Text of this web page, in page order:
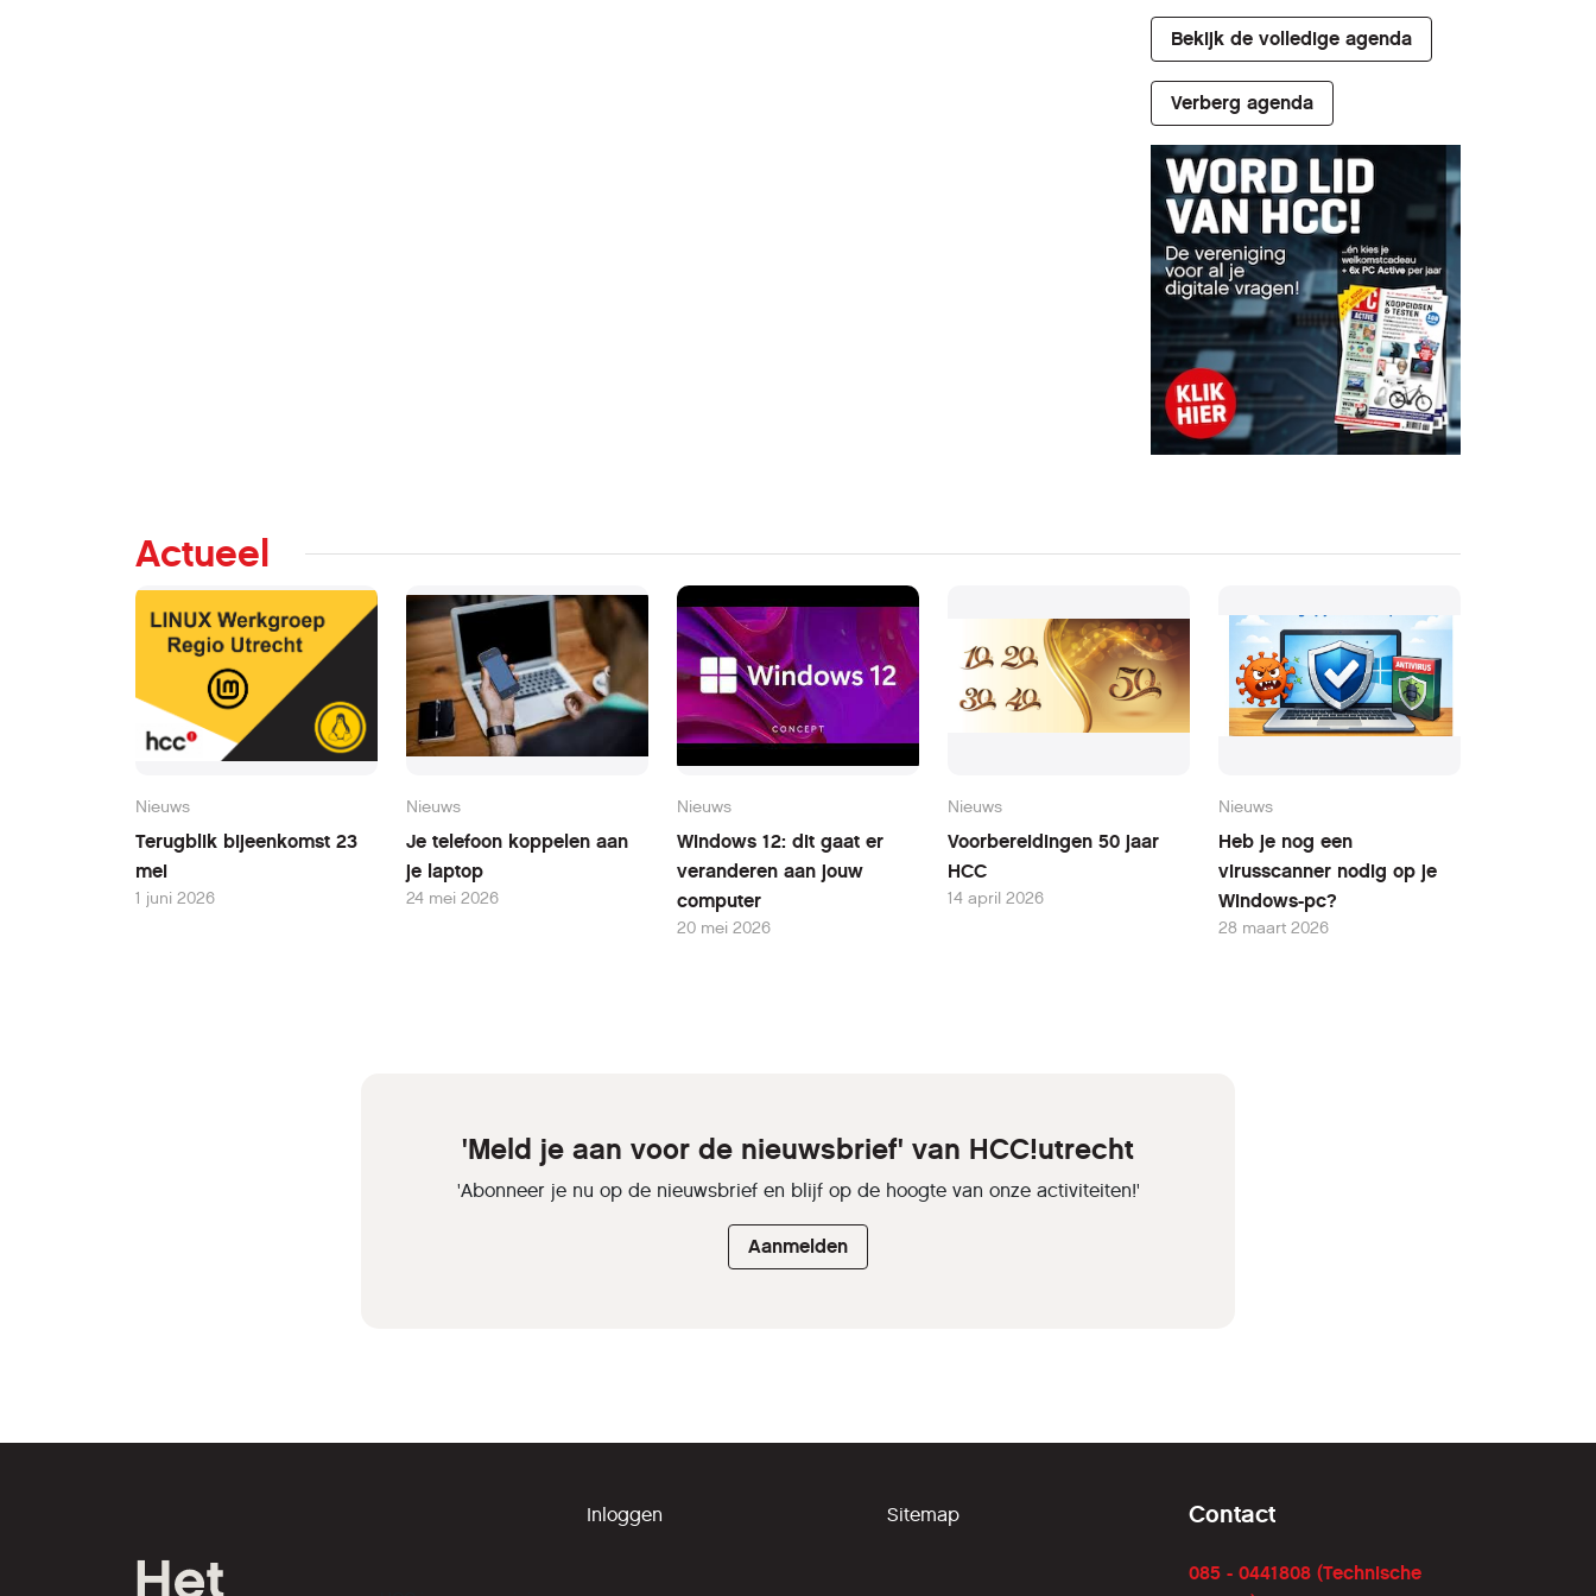
Bekijk de volledige agenda
Verberg agenda
Actueel
Nieuws
Terugblik bijeenkomst 23
mei
1 juni 2026
Nieuws
Je telefoon koppelen aan
je laptop
24 mei 2026
Nieuws
Windows 12: dit gaat er
veranderen aan jouw
computer
20 mei 2026
Nieuws
Voorbereidingen 50 jaar
HCC
14 april 2026
Nieuws
Heb je nog een
virusscanner nodig op je
Windows-pc?
28 maart 2026
'Meld je aan voor de nieuwsbrief' van HCC!utrecht
'Abonneer je nu op de nieuwsbrief en blijf op de hoogte van onze activiteiten!'
Aanmelden
Inloggen Sitemap Contact
085 - 0441808 (Technische